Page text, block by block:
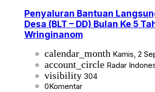
Penyaluran Bantuan
Desa (BLT – DD) Bulan Ke 5
Wringinanom
calendar_month Kamis, 2
account_circle Radar
visibility 304
0Komentar